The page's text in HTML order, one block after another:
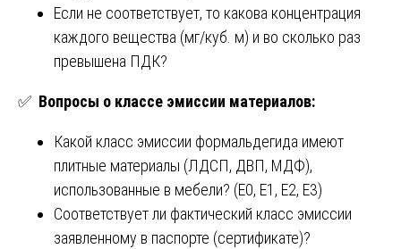
Если не соответствует, то какова концентрация
каждого вещества (мг/куб. м) и во сколько раз
превышена ПДК?
✅ Вопросы о классе эмиссии материалов:
Какой класс эмиссии формальдегида имеют
плитные материалы (ЛДСП, ДВП, МДФ),
использованные в мебели? (E0, E1, E2, E3)
Соответствует ли фактический класс эмиссии
заявленному в паспорте (сертификате)?